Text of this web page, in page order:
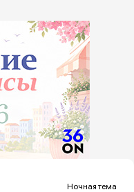
Ночная тема